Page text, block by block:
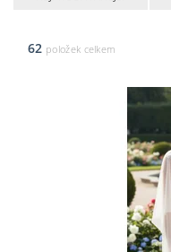
62 položek celkem